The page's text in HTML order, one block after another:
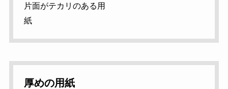
片面がテカリのある用
紙
厚めの用紙